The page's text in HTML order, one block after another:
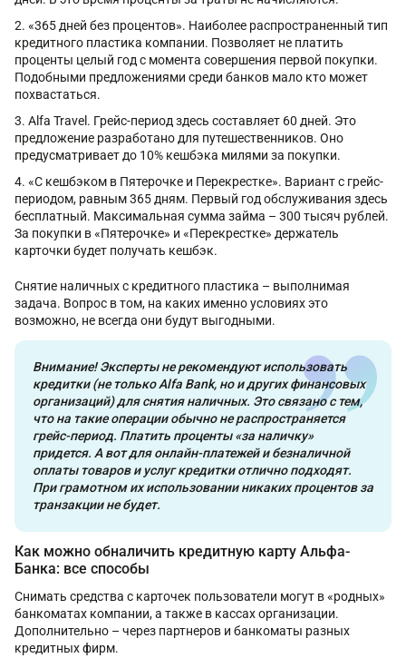
«365 дней без процентов». Наиболее распространенный тип
кредитного пластика компании. Позволяет не платить
проценты целый год с момента совершения первой покупки.
Подобными предложениями среди банков мало кто может
похвастаться.
Alfa Travel. Грейс-период здесь составляет 60 дней. Это
предложение разработано для путешественников. Оно
предусматривает до 10% кешбэка милями за покупки.
«С кешбэком в Пятерочке и Перекрестке». Вариант с грейс-
периодом, равным 365 дням. Первый год обслуживания здесь
бесплатный. Максимальная сумма займа – 300 тысяч рублей.
За покупки в «Пятерочке» и «Перекрестке» держатель
карточки будет получать кешбэк.
Снятие наличных с кредитного пластика – выполнимая
задача. Вопрос в том, на каких именно условиях это
возможно, не всегда они будут выгодными.
Внимание! Эксперты не рекомендуют использовать
кредитки (не только Alfa Bank, но и других финансовых
организаций) для снятия наличных. Это связано с тем,
что на такие операции обычно не распространяется
грейс-период. Платить проценты «за наличку»
придется. А вот для онлайн-платежей и безналичной
оплаты товаров и услуг кредитки отлично подходят.
При грамотном их использовании никаких процентов за
транзакции не будет.
Как можно обналичить кредитную карту Альфа-
Банка: все способы
Снимать средства с карточек пользователи могут в «родных»
банкоматах компании, а также в кассах организации.
Дополнительно – через партнеров и банкоматы разных
кредитных фирм.